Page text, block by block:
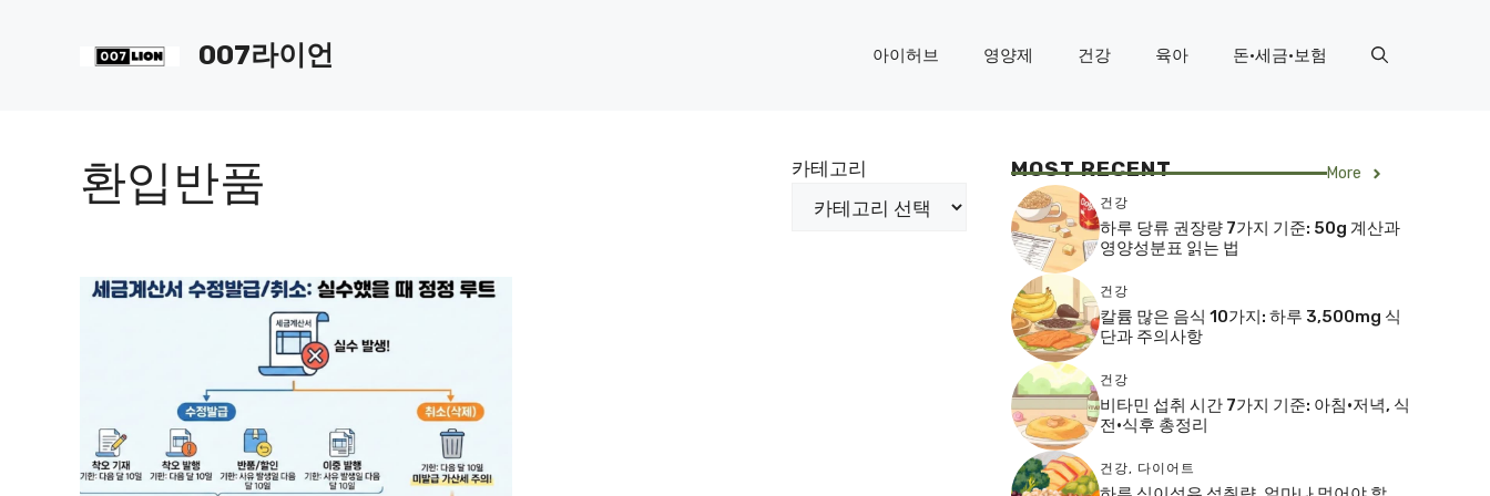
007라이언 아이허브 영양제 건강 육아 돈·세금·보험
환입반품 카테고리 MOST RECENT More
건강
하루 당류 권장량 7가지 기준: 50g 계산과
영양성분표 읽는 법
건강
칼륨 많은 음식 10가지: 하루 3,500mg 식
단과 주의사항
건강
비타민 섭취 시간 7가지 기준: 아침·저녁, 식
전·식후 총정리
건강, 다이어트